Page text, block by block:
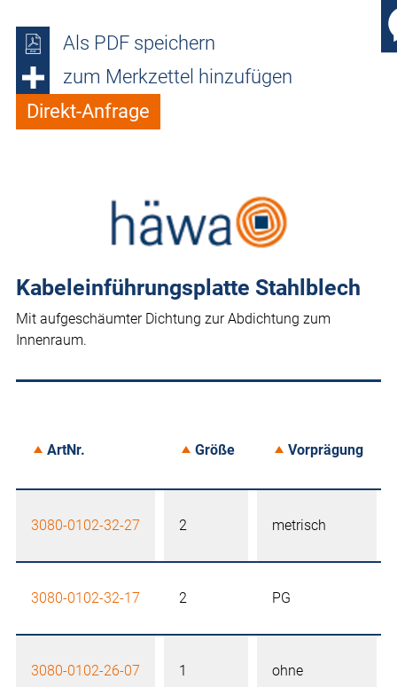
Als PDF speichern
zum Merkzettel hinzufügen
Direkt-Anfrage
Kabeleinführungsplatte Stahlblech
Mit aufgeschäumter Dichtung zur Abdichtung zum
Innenraum.
ArtNr. Größe Vorprägung
3080-0102-32-27 2 metrisch
3080-0102-32-17 2 PG
3080-0102-26-07 1 ohne